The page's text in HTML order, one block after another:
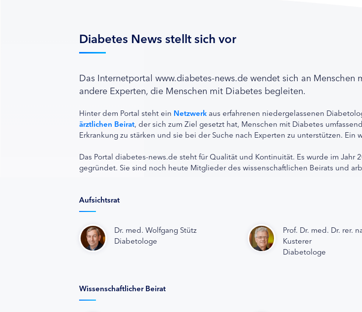
Diabetes News stellt sich vor
Das Internetportal www.diabetes-news.de wendet sich an
andere Experten, die Menschen mit Diabetes begleiten.
Hinter dem Portal steht ein Netzwerk aus erfahrenen niedergelassenen
ärztlichen Beirat, der sich zum Ziel gesetzt hat, Menschen mit Diabetes
Erkrankung zu stärken und sie bei der Suche nach Experten zu unterstützen.
Das Portal diabetes-news.de steht für Qualität und Kontinuität. Es wurde im
gegründet. Sie sind noch heute Mitglieder des wissenschaftlichen Beirats und
Aufsichtsrat
Dr. med. Wolfgang Stütz
Diabetologe
Prof. Dr. med. Dr. rer.
Kusterer
Diabetologe
Wissenschaftlicher Beirat